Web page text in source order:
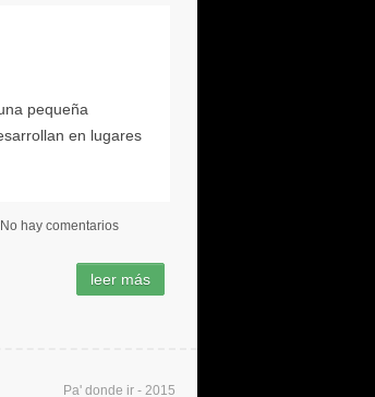
No hay comentarios
Pa' donde ir - 2015